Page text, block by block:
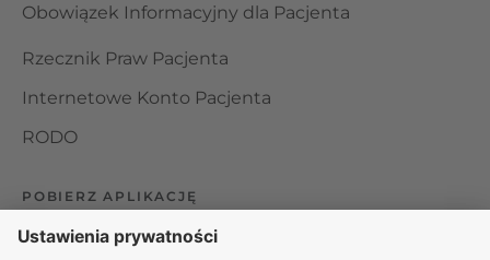
Obowiązek Informacyjny dla Pacjenta
Rzecznik Praw Pacjenta
Internetowe Konto Pacjenta
RODO
POBIERZ APLIKACJĘ